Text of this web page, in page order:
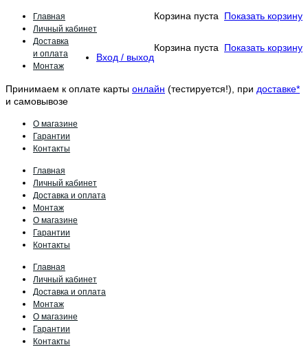
Корзина пуста Показать корзину
Корзина пуста
Показать корзину
Вход / выход
Принимаем к оплате карты онлайн (тестируется!), при доставке*
и самовывозе
Главная
Личный кабинет
Доставка
и оплата
Монтаж
О магазине
Гарантии
Контакты
Главная
Личный кабинет
Доставка и оплата
Монтаж
О магазине
Гарантии
Контакты
Главная
Личный кабинет
Доставка и оплата
Монтаж
О магазине
Гарантии
Контакты